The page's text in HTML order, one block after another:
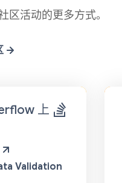
区活动的更多方式。
上
Validation